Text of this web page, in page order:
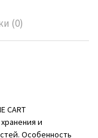
(0)
CART
и
Особенность